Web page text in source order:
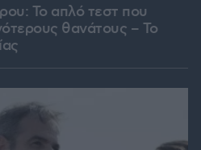
Το απλό τεστ που
θανάτους – Το